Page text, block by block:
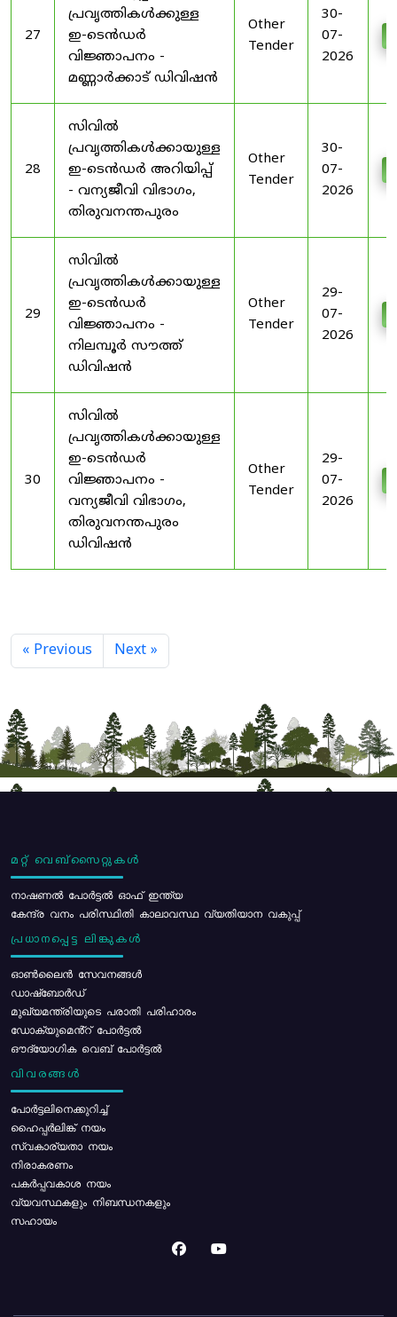
27
പ്രവൃത്തികൾക്കുള്ള
ഇ-ടെൻഡർ
വിജ്ഞാപനം -
മണ്ണാർക്കാട് ഡിവിഷൻ
Other
Tender
30-
07-
2026
28
സിവിൽ
പ്രവൃത്തികൾക്കായുള്ള
ഇ-ടെൻഡർ അറിയിപ്പ്
- വന്യജീവി വിഭാഗം,
തിരുവനന്തപുരം
Other
Tender
30-
07-
2026
29
സിവിൽ
പ്രവൃത്തികൾക്കായുള്ള
ഇ-ടെൻഡർ
വിജ്ഞാപനം -
നിലമ്പൂർ സൗത്ത്
ഡിവിഷൻ
Other
Tender
29-
07-
2026
30
സിവിൽ
പ്രവൃത്തികൾക്കായുള്ള
ഇ-ടെൻഡർ
വിജ്ഞാപനം -
വന്യജീവി വിഭാഗം,
തിരുവനന്തപുരം
ഡിവിഷൻ
Other
Tender
29-
07-
2026
« Previous Next »
മറ്റ് വെബ്സൈറ്റുകൾ
നാഷണൽ പോർട്ടൽ ഓഫ് ഇന്ത്യ
കേന്ദ്ര വനം പരിസ്ഥിതി കാലാവസ്ഥ വ്യതിയാന വകുപ്പ്
പ്രധാനപ്പെട്ട ലിങ്കുകൾ
ഓൺലൈൻ സേവനങ്ങൾ
ഡാഷ്ബോർഡ്
മുഖ്യമന്ത്രിയുടെ പരാതി പരിഹാരം
ഡോക്യുമെൻ്റ് പോർട്ടൽ
ഔദ്യോഗിക വെബ് പോർട്ടൽ
വിവരങ്ങൾ
പോര്‍ട്ടലിനെക്കുറിച്ച്
ഹൈപ്പർലിങ്ക് നയം
സ്വകാര്യതാ നയം
നിരാകരണം
പകർപ്പവകാശ നയം
വ്യവസ്ഥകളും നിബന്ധനകളും
സഹായം